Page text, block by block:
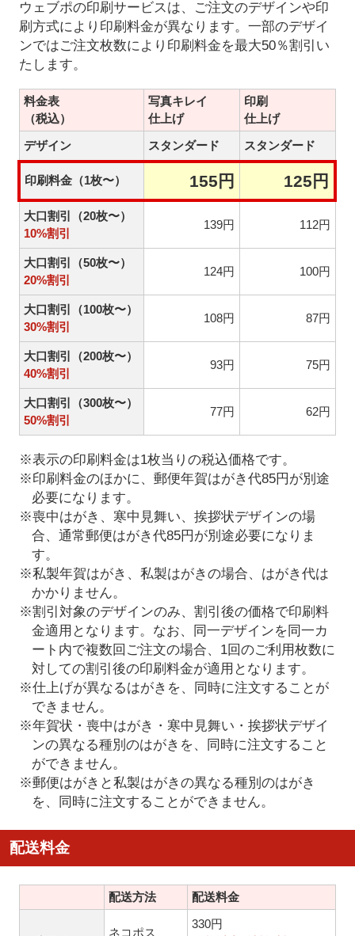
ウェブポの印刷サービスは、ご注文のデザインや印
刷方式により印刷料金が異なります。一部のデザイ
ンではご注文枚数により印刷料金を最大50％割引い
たします。
料金表
（税込）
写真キレイ
仕上げ
印刷
仕上げ
デザイン
スタンダード スタンダード
印刷料金（1枚〜） 155円 125円
大口割引（20枚〜）
10%割引
139円 112円
大口割引（50枚〜）
20%割引
124円 100円
大口割引（100枚〜）
30%割引
108円 87円
大口割引（200枚〜）
40%割引
93円 75円
大口割引（300枚〜）
50%割引
77円 62円
※表示の印刷料金は1枚当りの税込価格です。
※印刷料金のほかに、郵便年賀はがき代85円が別途
必要になります。
※喪中はがき、寒中見舞い、挨拶状デザインの場
合、通常郵便はがき代85円が別途必要になりま
す。
※私製年賀はがき、私製はがきの場合、はがき代は
かかりません。
※割引対象のデザインのみ、割引後の価格で印刷料
金適用となります。なお、同一デザインを同一カ
ート内で複数回ご注文の場合、1回のご利用枚数に
対しての割引後の印刷料金が適用となります。
※仕上げが異なるはがきを、同時に注文することが
できません。
※年賀状・喪中はがき・寒中見舞い・挨拶状デザイ
ンの異なる種別のはがきを、同時に注文すること
ができません。
※郵便はがきと私製はがきの異なる種別のはがき
を、同時に注文することができません。
配送料金
配送方法 配送料金
ネコポス
330円